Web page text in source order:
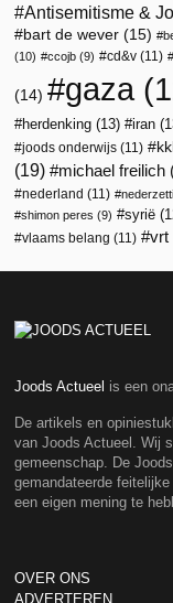
Antisemitisme &
bart de wever (15)
(10)
ccojb (9) cd&v (11)
(14) gaza
herdenking (13) iran
joods onderwijs (11)
(19)
michael freilich
nederland (11)
shimon peres (9) syrië
vlaams belang (11) vrt
Joods Actueel is een
De artikels en
van Joods Actueel. Wij
gemeenschap. De
gemandateerde
een eigen mening te
OVER ONS
ADVERTEREN